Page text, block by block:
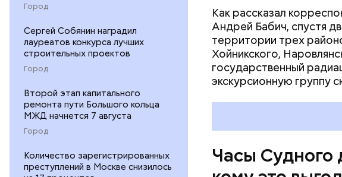
Город
Сергей Собянин наградил
лауреатов конкурса лучших
строительных проектов
Город
Второй этап капитального
ремонта пути Большого кольца
МЖД начнется 7 августа
Город
Количество зарегистрированных
преступлений в Москве снизилось
Как рассказал
Андрей Бабич, спустя
территории трех
Хойникского,
государственный
экскурсионную группу
Часы Судного
Их последствия не
в краткосрочной
преобразований
ядерные удары. Тогда,
ученых-атомщиков»
на этой пороховой